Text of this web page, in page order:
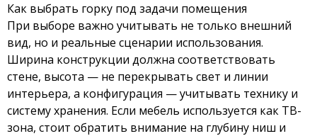
Как выбрать горку под задачи помещения
При выборе важно учитывать не только внешний
вид, но и реальные сценарии использования.
Ширина конструкции должна соответствовать
стене, высота — не перекрывать свет и линии
интерьера, а конфигурация — учитывать технику и
систему хранения. Если мебель используется как ТВ-
зона, стоит обратить внимание на глубину ниш и